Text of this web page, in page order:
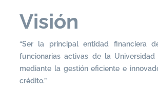
Visión
“Ser la principal entidad financiera
funcionarias activas de la Universidad
mediante la gestión eficiente e
crédito.”